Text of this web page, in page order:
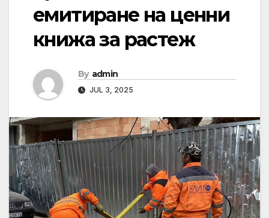
емитиране на ценни
книжа за растеж
By admin
JUL 3, 2025